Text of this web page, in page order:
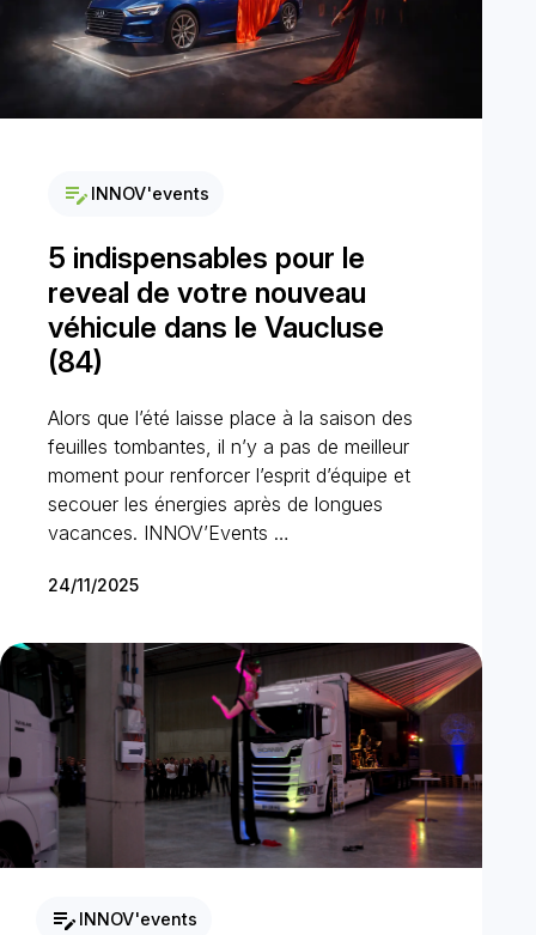
edit_note INNOV'events
5 indispensables pour le
reveal de votre nouveau
véhicule dans le Vaucluse
(84)
Alors que l’été laisse place à la saison des
feuilles tombantes, il n’y a pas de meilleur
moment pour renforcer l’esprit d’équipe et
secouer les énergies après de longues
vacances. INNOV’Events …
24/11/2025
edit_note INNOV'events